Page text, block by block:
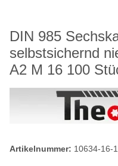
DIN 985
selbstsichernd
A2 M 16 100
Artikelnummer: 10634-16-